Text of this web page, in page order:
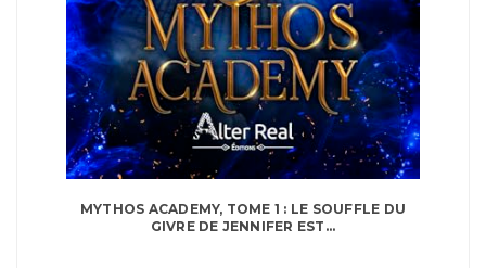
MYTHOS ACADEMY, TOME 1 : LE SOUFFLE DU
GIVRE DE JENNIFER EST...